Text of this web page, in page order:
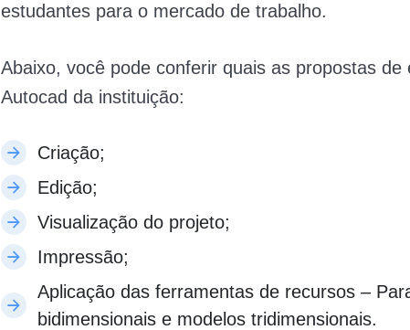
estudantes para o mercado de trabalho.
Abaixo, você pode conferir quais as propostas de
Autocad da instituição:
Criação;
Edição;
Visualização do projeto;
Impressão;
Aplicação das ferramentas de recursos –
bidimensionais e modelos tridimensionais.